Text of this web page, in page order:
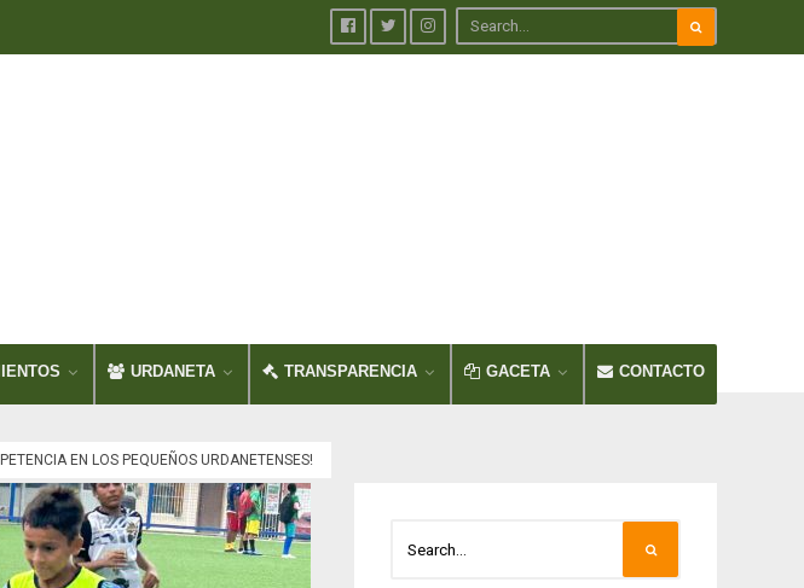
URDANETA TRANSPARENCIA GACETA CONTACTO
EN LOS PEQUEÑOS URDANETENSES!